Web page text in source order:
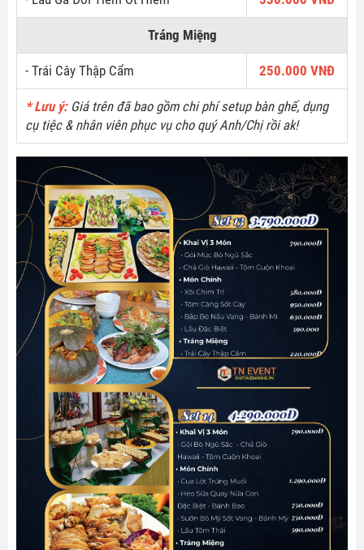
Tráng Miệng
- Trái Cây Thập Cẩm 250.000 VNĐ
* Lưu ý: Giá trên đã bao gồm chi phí setup bàn ghế, dụng
cụ tiệc & nhân viên phục vụ cho quý Anh/Chị rồi ak!